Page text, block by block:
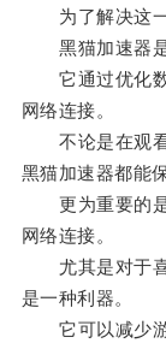
为了解决这一
黑猫加速器是
它通过优化数
网络连接。
不论是在观看
黑猫加速器都能
更为重要的是
网络连接。
尤其是对于喜
是一种利器。
它可以减少游